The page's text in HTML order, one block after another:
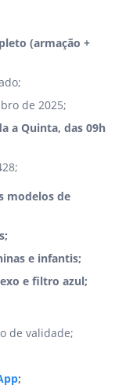
(armação +
de 2025;
a Quinta, das 09h
modelos de
e infantis;
e filtro azul;
de validade;
;